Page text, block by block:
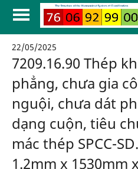
22/05/2025
7209.16.90 Thép
phẳng, chưa gia
nguội, chưa dát
dạng cuộn, tiêu
mác thép SPCC-
1.2mm x 1530mm